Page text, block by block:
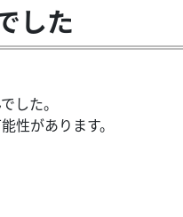
した
した。
性があります。